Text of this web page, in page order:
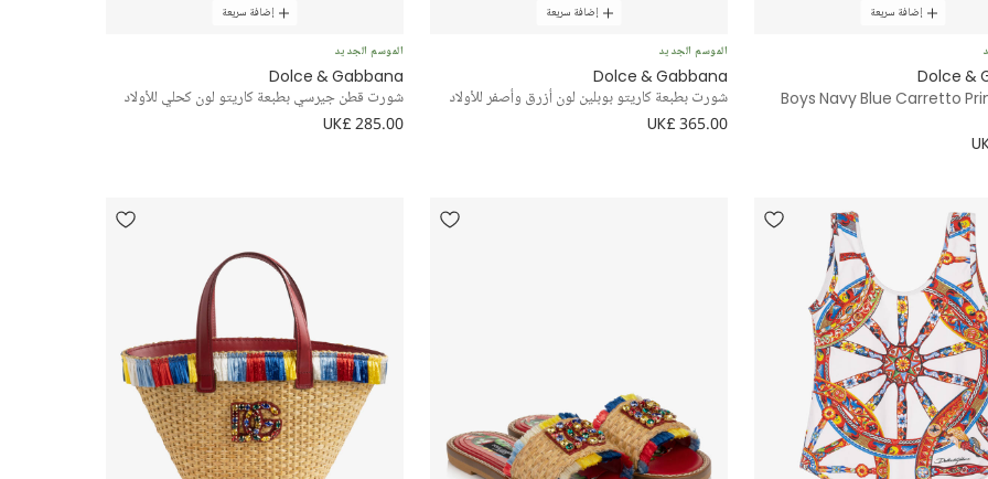
إضافة سريعة
Dolce &
Boys Navy Blue Carretto
إضافة سريعة
الموسم الجديد
Dolce & Gabbana
شورت بطبعة كاريتو بوبلين لون أزرق وأصفر للأولاد
UK£ 365.00
إضافة سريعة
الموسم الجديد
Dolce & Gabbana
شورت قطن جيرسي بطبعة كاريتو لون كحلي للأولاد
UK£ 285.00